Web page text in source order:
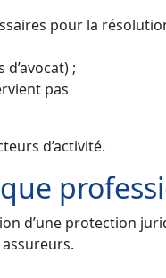
pour la
;
pas
d’activité.
d’une protection